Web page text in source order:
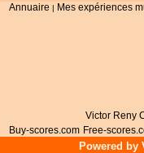
Annuaire | Mes expériences
Victor Reny
Buy-scores.com Free-
Powered by